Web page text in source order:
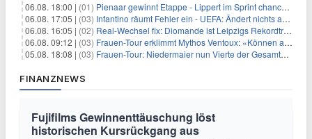
06.08. 18:00 | (01) Pienaar gewinnt Etappe - Lippert im Sprint chancenlos
06.08. 17:05 | (03) Infantino räumt Fehler ein - UEFA: Ändert nichts an Boykott
06.08. 16:05 | (02) Real-Wechsel fix: Diomande ist Leipzigs Rekordtransfer
06.08. 09:12 | (03) Frauen-Tour erklimmt Mythos Ventoux: «Können alles schaffen»
05.08. 18:08 | (03) Frauen-Tour: Niedermaier nun Vierte der Gesamtwertung
FINANZNEWS
Fujifilms Gewinnenttäuschung löst
historischen Kursrückgang aus